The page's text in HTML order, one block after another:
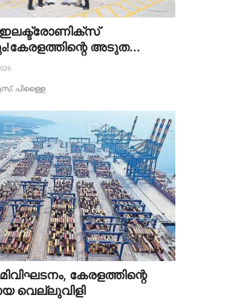
ഇലക്ട്രോണിക്സ്
അടുത...
പിള്ളൈ
കേരളത്തിന്റെ
വെല്ലുവിളി